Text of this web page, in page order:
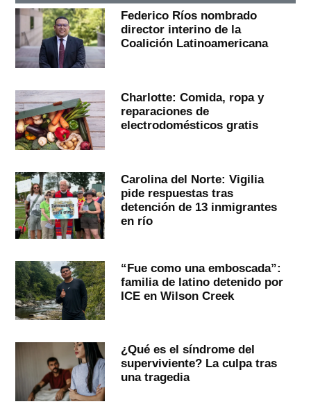
Federico Ríos nombrado
director interino de la
Coalición Latinoamericana
Charlotte: Comida, ropa y
reparaciones de
electrodomésticos gratis
Carolina del Norte: Vigilia
pide respuestas tras
detención de 13 inmigrantes
en río
“Fue como una emboscada”:
familia de latino detenido por
ICE en Wilson Creek
¿Qué es el síndrome del
superviviente? La culpa tras
una tragedia